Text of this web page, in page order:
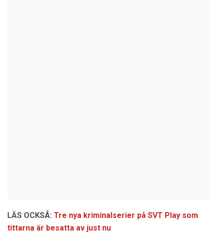
LÄS OCKSÅ: Tre nya kriminalserier på SVT Play som
tittarna är besatta av just nu